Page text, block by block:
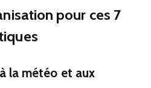
pour ces 7
la météo et aux